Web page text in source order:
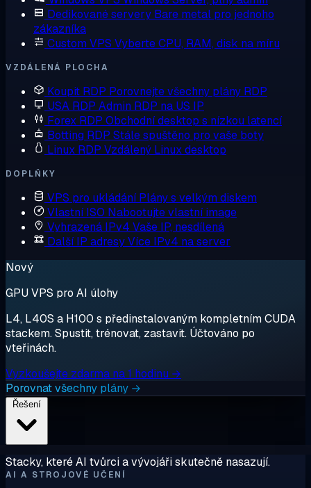
Dedikované servery Bare metal pro jednoho
zákazníka
Custom VPS Vyberte CPU, RAM, disk na míru
VZDÁLENÁ PLOCHA
Koupit RDP Porovnejte všechny plány RDP
USA RDP Admin RDP na US IP
Forex RDP Obchodní desktop s nízkou latencí
Botting RDP Stále spuštěno pro vaše boty
Linux RDP Vzdálený Linux desktop
DOPLŇKY
VPS pro ukládání Plány s velkým diskem
Vlastní ISO Nabootujte vlastní image
Vyhrazená IPv4 Vaše IP, nesdílená
Další IP adresyVíce IPv4 na server
Nový
GPU VPS pro AI úlohy
L4, L40S a H100 s předinstalovaným kompletním CUDA
stackem. Spustit, trénovat, zastavit. Účtováno po
vteřinách.
Vyzkoušejte zdarma na 1 hodinu →
Porovnat všechny plány →
Stacky, které AI tvůrci a vývojáři skutečně nasazují.
AI A STROJOVÉ UČENÍ